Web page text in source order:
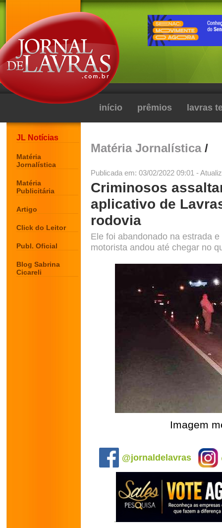
início prêmios lavras
JL Notícias
Matéria
Jornalística
Matéria
Publicitária
Artigo
Click do Leitor
Publ. Oficial
Blog Sabrina
Cicareli
Matéria Jornalística/
Publicada em: 03/02/2022 09:01 -
Criminosos
aplicativo de
rodovia
Ele foi abandonado na estrada
motorista andou até chegar no
Imagem
@jornaldelavras